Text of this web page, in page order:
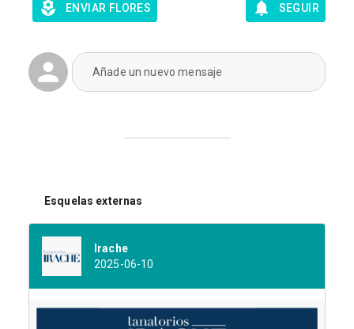
ENVIAR FLORES SEGUIR
Añade un nuevo mensaje
Esquelas externas
Irache
2025-06-10